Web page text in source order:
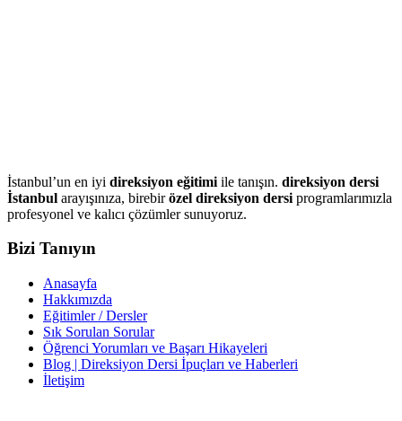
İstanbul’un en iyi direksiyon eğitimi ile tanışın. direksiyon dersi
İstanbul arayışınıza, birebirözel direksiyon dersi programlarımızla
profesyonel ve kalıcı çözümler sunuyoruz.
Bizi Tanıyın
Anasayfa
Hakkımızda
Eğitimler / Dersler
Sık Sorulan Sorular
Öğrenci Yorumları ve Başarı Hikayeleri
Blog | Direksiyon Dersi İpuçları ve Haberleri
İletişim